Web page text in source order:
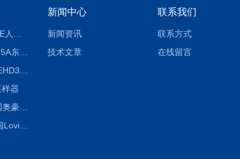
CA-1111/CA-1115A东京理化EYELA CA-1111/CA-1115A冷却水循环装置
器
MB45/MB35美国奥豪斯OHAUS MB45/MB35卤素红外水分测定仪
ET99724A-6德国Lovibond ET99724A-6微电脑BOD测定仪
新闻中心
新闻资讯
技术文章
联系我们
联系方式
在线留言